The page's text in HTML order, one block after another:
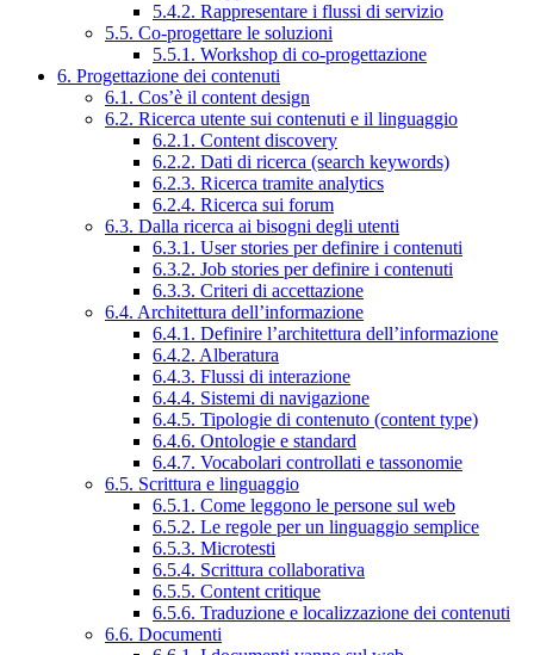
5.4.2. Rappresentare i flussi di servizio
5.5. Co-progettare le soluzioni
5.5.1. Workshop di co-progettazione
6. Progettazione dei contenuti
6.1. Cos’è il content design
6.2. Ricerca utente sui contenuti e il linguaggio
6.2.1. Content discovery
6.2.2. Dati di ricerca (search keywords)
6.2.3. Ricerca tramite analytics
6.2.4. Ricerca sui forum
6.3. Dalla ricerca ai bisogni degli utenti
6.3.1. User stories per definire i contenuti
6.3.2. Job stories per definire i contenuti
6.3.3. Criteri di accettazione
6.4. Architettura dell’informazione
6.4.1. Definire l’architettura dell’informazione
6.4.2. Alberatura
6.4.3. Flussi di interazione
6.4.4. Sistemi di navigazione
6.4.5. Tipologie di contenuto (content type)
6.4.6. Ontologie e standard
6.4.7. Vocabolari controllati e tassonomie
6.5. Scrittura e linguaggio
6.5.1. Come leggono le persone sul web
6.5.2. Le regole per un linguaggio semplice
6.5.3. Microtesti
6.5.4. Scrittura collaborativa
6.5.5. Content critique
6.5.6. Traduzione e localizzazione dei contenuti
6.6. Documenti